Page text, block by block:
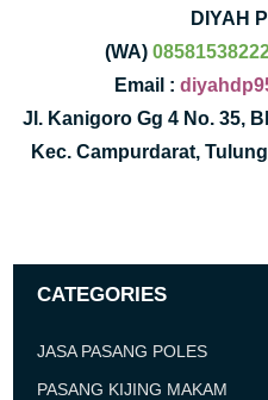
DIYAH
(WA)
Email :
Jl. Kanigoro Gg 4 No. 35,
Kec. Campurdarat,
CATEGORIES
JASA PASANG POLES
PASANG KIJING MAKAM